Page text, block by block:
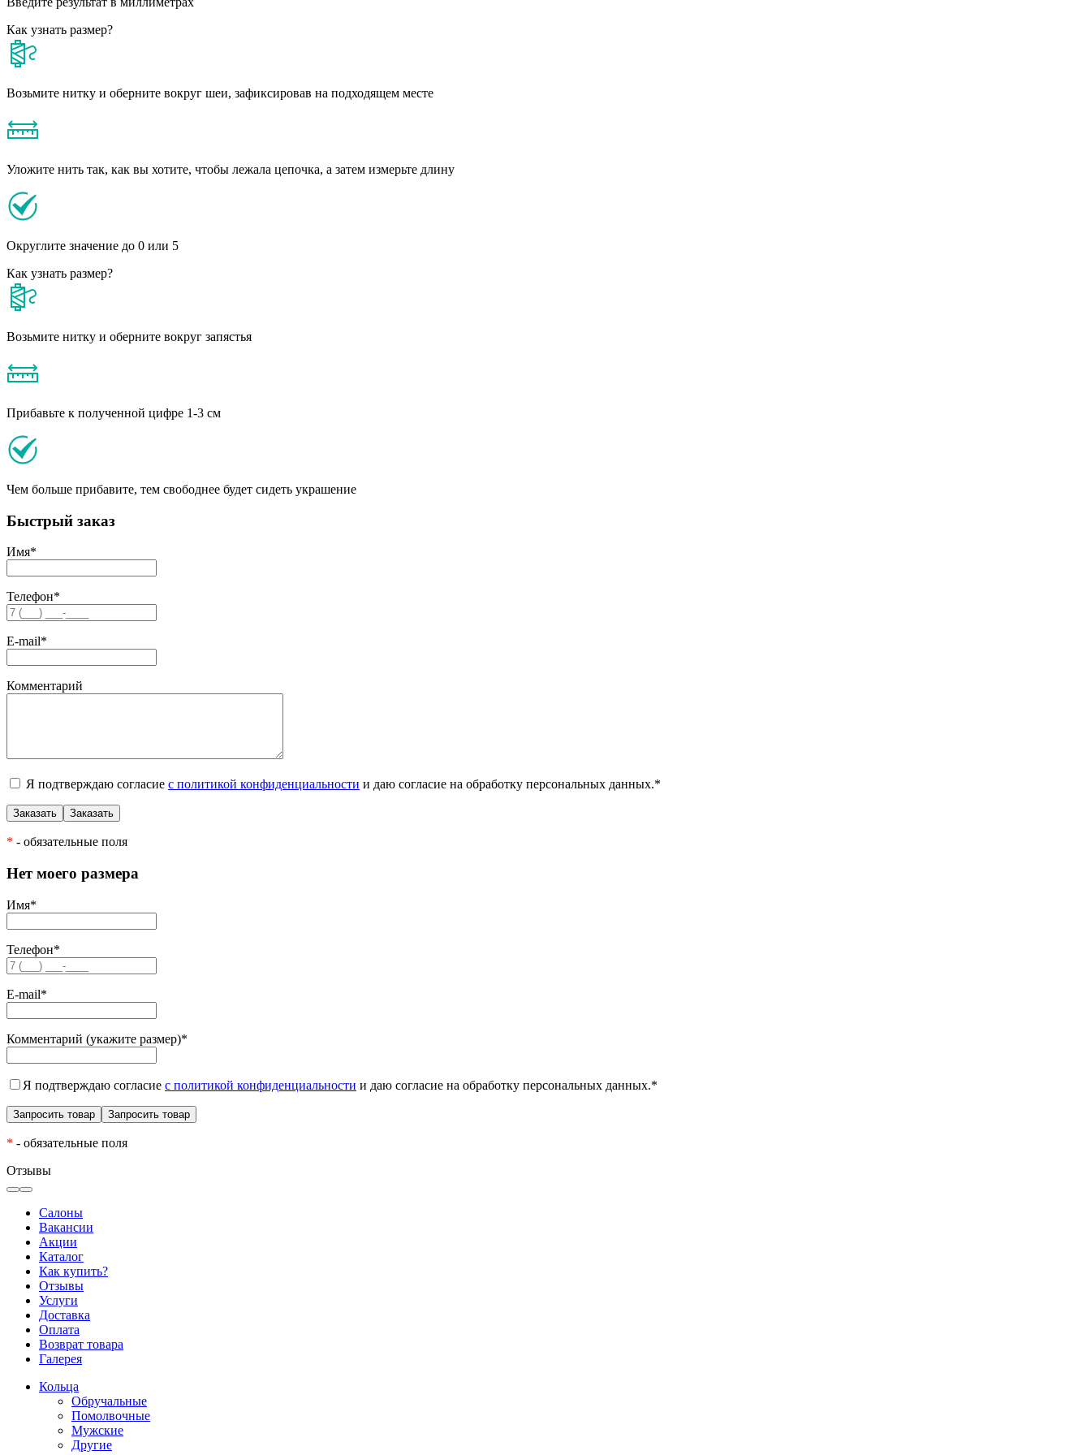
Как узнать размер?
Возьмите нитку и оберните вокруг шеи, зафиксировав на подходящем месте
Уложите нить так, как вы хотите, чтобы лежала цепочка, а затем измерьте длину
Округлите значение до 0 или 5
Как узнать размер?
Возьмите нитку и оберните вокруг запястья
Прибавьте к полученной цифре 1-3 см
Чем больше прибавите, тем свободнее будет сидеть украшение
Быстрый заказ
Имя*
Телефон*
E-mail*
Комментарий
Я подтверждаю согласие с политикой конфиденциальности и даю согласие на обработку персональных данных.*
* - обязательные поля
Нет моего размера
Имя*
Телефон*
E-mail*
Комментарий (укажите размер)*
Я подтверждаю согласие с политикой конфиденциальности и даю согласие на обработку персональных данных.*
* - обязательные поля
Отзывы
Салоны
Вакансии
Акции
Каталог
Как купить?
Отзывы
Услуги
Доставка
Оплата
Возврат товара
Галерея
Кольца
Обручальные
Помолвочные
Мужские
Другие